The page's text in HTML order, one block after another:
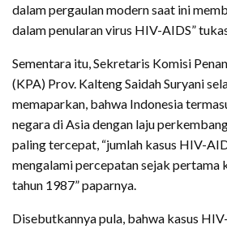
dalam pergaulan modern saat ini
dalam penularan virus HIV-AIDS”
Sementara itu, Sekretaris Komisi
(KPA) Prov. Kalteng Saidah Suryani
memaparkan, bahwa Indonesia
negara di Asia dengan laju
paling tercepat, “jumlah kasus HIV-
mengalami percepatan sejak pertama
tahun 1987” paparnya.
Disebutkannya pula, bahwa kasus